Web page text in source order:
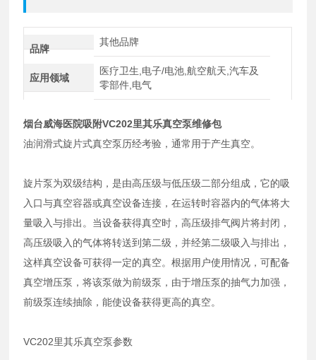
品牌
其他品牌
应用领域
医疗卫生,电子/电池,航空航天,汽车及
零部件,电气
烟台威海医院吸附VC202里其乐真空泵维修包
油润滑式旋片式真空泵历经考验，通常用于产生真空。
旋片泵为双级结构，是由高压级与低压级二部分组成，它的吸
入口与真空容器或真空设备连接，在运转时容器内的气体将大
量吸入与排出。当设备获得真空时，高压级排气阀片将封闭，
高压级吸入的气体将转送到第二级，并经第二级吸入与排出，
这样真空设备可获得一定的真空。根据用户使用情况，可配备
真空增压泵，将该泵做为前级泵，由于增压泵的抽气力加强，
前级泵连续抽除，能使设备获得更高的真空。
VC202里其乐真空泵参数